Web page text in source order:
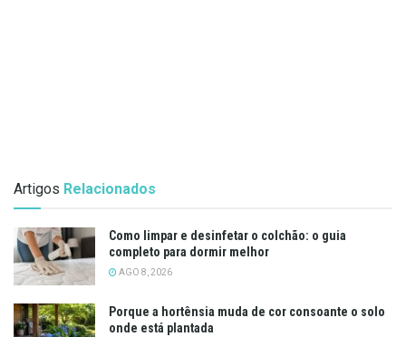
Artigos Relacionados
Como limpar e desinfetar o colchão: o guia
completo para dormir melhor
AGO 8, 2026
Porque a hortênsia muda de cor consoante o solo
onde está plantada